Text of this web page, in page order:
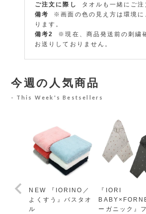
ご注文に際し
タオルも一緒にご注
備考
※画面の色の見え方は環境に
ります。
備考2
※現在、商品発送前の刺繍
お送りしておりません。​
今週の人気商品
This Week's Bestsellers
NEW 『IORINO／
よくすう』バスタオ
ル
『IORI
ーガニック』